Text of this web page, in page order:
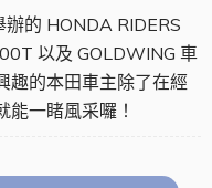
的 HONDA RIDERS
以及 GOLDWING 車
趣的本田車主除了在經
一睹風采囉！